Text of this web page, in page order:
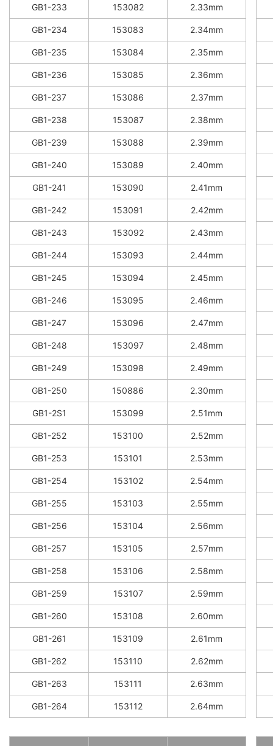
GB1-233 153082 2.33mm
GB1-234 153083 2.34mm
GB1-235 153084 2.35mm
GB1-236 153085 2.36mm
GB1-237 153086 2.37mm
GB1-238 153087 2.38mm
GB1-239 153088 2.39mm
GB1-240 153089 2.40mm
GB1-241 153090 2.41mm
GB1-242 153091 2.42mm
GB1-243 153092 2.43mm
GB1-244 153093 2.44mm
GB1-245 153094 2.45mm
GB1-246 153095 2.46mm
GB1-247 153096 2.47mm
GB1-248 153097 2.48mm
GB1-249 153098 2.49mm
GB1-250 150886 2.30mm
GB1-2S1 153099 2.51mm
GB1-252 153100 2.52mm
GB1-253 153101 2.53mm
GB1-254 153102 2.54mm
GB1-255 153103 2.55mm
GB1-256 153104 2.56mm
GB1-257 153105 2.57mm
GB1-258 153106 2.58mm
GB1-259 153107 2.59mm
GB1-260 153108 2.60mm
GB1-261 153109 2.61mm
GB1-262 153110 2.62mm
GB1-263 153111 2.63mm
GB1-264 153112 2.64mm